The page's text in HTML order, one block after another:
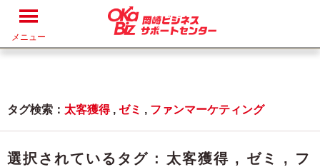
メニュー
タグ検索： 太客獲得, ゼミ , ファンマーケティング
選択されているタグ : 太客獲得 , ゼミ , フ